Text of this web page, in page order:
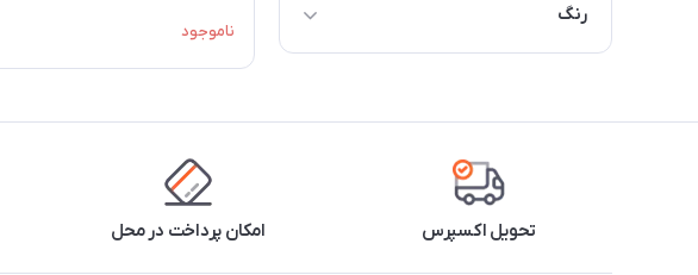
رنگ
سفید
ناموجود
تحویل اکسپرس امکان پرداخت در محل